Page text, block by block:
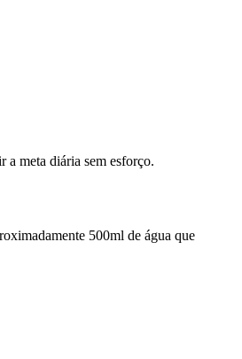
a meta diária sem esforço.
500ml de água que